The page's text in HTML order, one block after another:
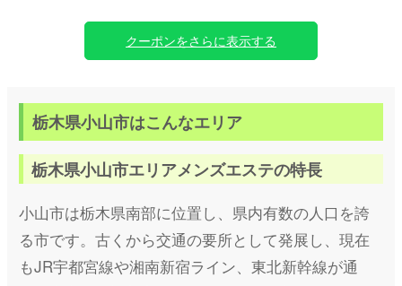
♡ご新規様 極液RICH90分以上
♡リピーター様 極液VIP100分以上
クーポンをさらに表示する
栃木県小山市はこんなエリア
栃木県小山市エリアメンズエステの特長
小山市は栃木県南部に位置し、県内有数の人口を誇
る市です。古くから交通の要所として発展し、現在
もJR宇都宮線や湘南新宿ライン、東北新幹線が通